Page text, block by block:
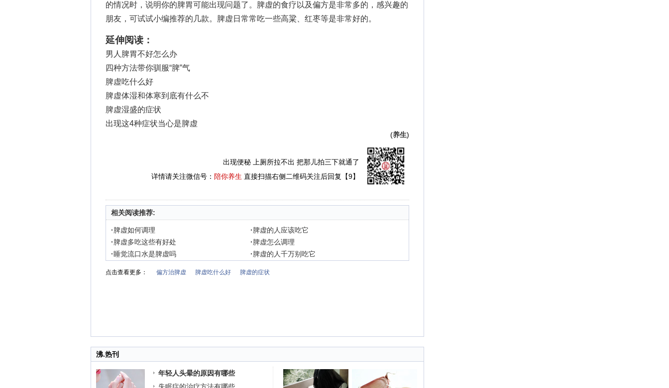
的情况时，说明你的脾胃可能出现问题了。脾虚的食疗以及偏方是非常多的，感兴趣的
朋友，可试试小编推荐的几款。脾虚日常常吃一些高粱、红枣等是非常好的。
延伸阅读：
男人脾胃不好怎么办
四种方法带你驯服“脾”气
脾虚吃什么好
脾虚体湿和体寒到底有什么不
脾虚湿盛的症状
出现这4种症状当心是脾虚
(养生)
出现便秘 上厕所拉不出 把那儿拍三下就通了
详情请关注微信号： 陪你养生 直接扫描右侧二维码关注后回复【9】
相关阅读推荐:
·脾虚如何调理 ·脾虚的人应该吃它
·脾虚多吃这些有好处 ·脾虚怎么调理
·睡觉流口水是脾虚吗 ·脾虚的人千万别吃它
点击查看更多： 偏方治脾虚 脾虚吃什么好 脾虚的症状
沸.热刊
年轻人头晕的原因有哪些